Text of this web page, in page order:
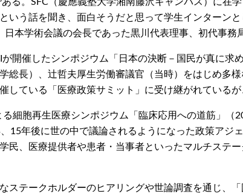
る。SFC（慶應義塾大学湘南藤沢キャンパス）に在
いう話を聞き、面白そうだと思って学生インターン
日本学術会議の会長であった黒川代表理事、初代事
開催したシンポジウム「日本の決断－国民が真に求
総長）、辻哲夫厚生労働審議官（当時）をはじめ多
している「医療政策サミット」に受け継がれている
る細胞再生医療シンポジウム「臨床応用への道筋」
15年後に世の中で議論されるようになった政策アジ
民、医療提供者や患者・当事者といったマルチステ
ステークホルダーのヒアリングや世論調査を通じ、